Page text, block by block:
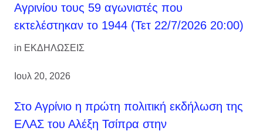
Αγρινίου τους 59 αγωνιστές που
εκτελέστηκαν το 1944 (Τετ 22/7/2026 20:00)
in ΕΚΔΗΛΩΣΕΙΣ
Ιουλ 20, 2026
Στο Αγρίνιο η πρώτη πολιτική εκδήλωση της
ΕΛΑΣ του Αλέξη Τσίπρα στην